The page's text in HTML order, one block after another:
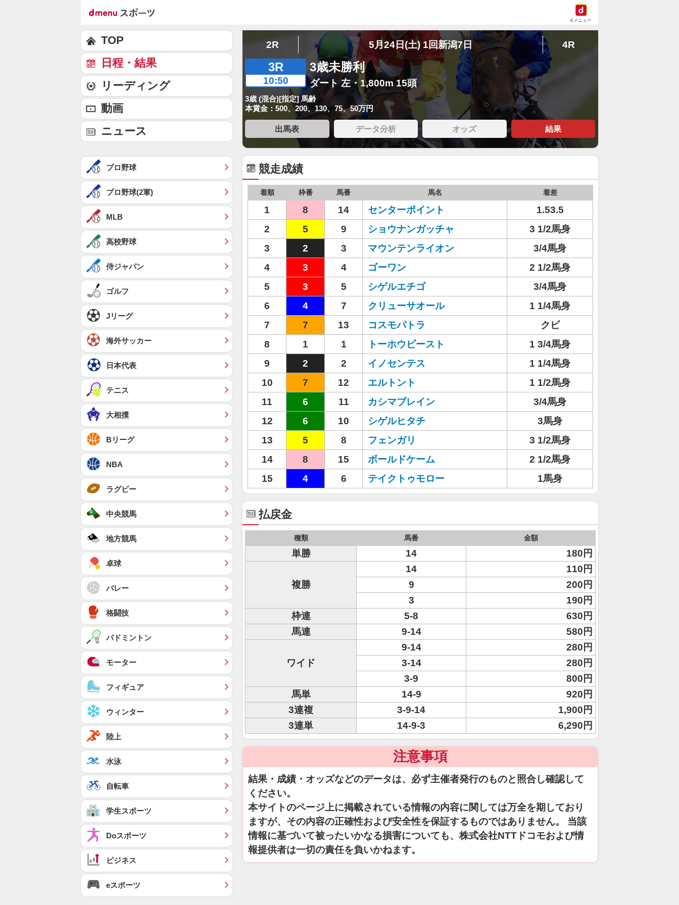
dメニュー
2R 5月24日(土) 1回新潟7日 4R
3R
10:50
3歳未勝利
ダート 左・1,800m 15頭
3歳 (混合)[指定] 馬齢
本賞金：500、200、130、75、50万円
出馬表 データ分析 オッズ 結果
競走成績
着順 枠番 馬番 馬名 着差
1 8 14 センターポイント
1.53.5
2
5 9 ショウナンガッチャ
3 1/2馬身
3
2 3 マウンテンライオン
3/4馬身
4
3 4 ゴーワン
2 1/2馬身
5
3 5 シゲルエチゴ
3/4馬身
6
4 7 クリューサオール
1 1/4馬身
7
7 13 コスモパトラ
クビ
8
1 1 トーホウビースト
1 3/4馬身
9
2 2 イノセンテス
1 1/4馬身
10
7 12 エルトント
1 1/2馬身
11
6 11 カシマブレイン
3/4馬身
12
6 10 シゲルヒタチ
3馬身
13
5 8 フェンガリ
3 1/2馬身
14
8 15 ボールドケーム
2 1/2馬身
15
4 6 テイクトゥモロー 1馬身
払戻金
種類 馬番 金額
単勝 14 180円
複勝
14
110円
9
200円
3
190円
枠連
5-8
630円
馬連
9-14 580円
ワイド
9-14
280円
3-14
280円
3-9
800円
馬単
14-9
920円
3連複
3-9-14
1,900円
3連単
14-9-3 6,290円
注意事項
結果・成績・オッズなどのデータは、必ず主催者発行のものと照合し確認して
ください。
本サイトのページ上に掲載されている情報の内容に関しては万全を期しており
ますが、その内容の正確性および安全性を保証するものではありません。 当該
情報に基づいて被ったいかなる損害についても、株式会社NTTドコモおよび情
報提供者は一切の責任を負いかねます。
TOP
日程・結果
リーディング
動画
ニュース
プロ野球
プロ野球(2軍)
MLB
高校野球
侍ジャパン
ゴルフ
Jリーグ
海外サッカー
日本代表
テニス
大相撲
Bリーグ
NBA
ラグビー
中央競馬
地方競馬
卓球
バレー
格闘技
バドミントン
モーター
フィギュア
ウィンター
陸上
水泳
自転車
学生スポーツ
Doスポーツ
ビジネス
eスポーツ